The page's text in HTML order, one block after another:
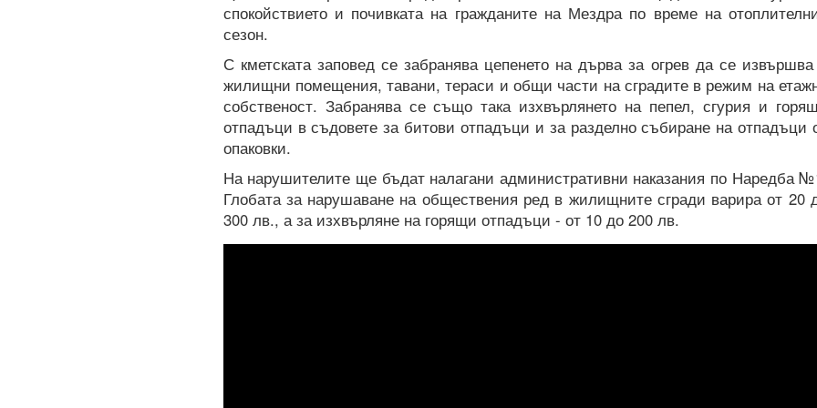
спокойствието и почивката на гражданите на Мездра по време на
сезон.
С кметската заповед се забранява цепенето на дърва за огрев да се
жилищни помещения, тавани, тераси и общи части на сградите в режим на
собственост. Забранява се също така изхвърлянето на пепел, сгурия и
отпадъци в съдовете за битови отпадъци и за разделно събиране на отпадъци
опаковки.
На нарушителите ще бъдат налагани административни наказания по Наредба
Глобата за нарушаване на обществения ред в жилищните сгради варира от 20
300 лв., а за изхвърляне на горящи отпадъци - от 10 до 200 лв.